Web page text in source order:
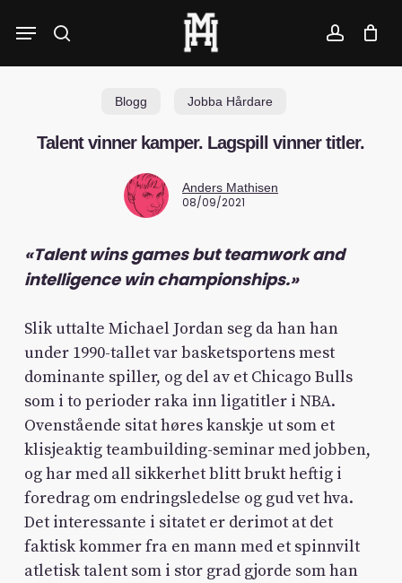
search account
Menu
Blogg Jobba Hårdare
Talent vinner kamper. Lagspill vinner titler.
Anders Mathisen
08/09/2021
«Talent wins games but teamwork and
intelligence win championships.»
Slik uttalte Michael Jordan seg da han han
under 1990-tallet var basketsportens mest
dominante spiller, og del av et Chicago Bulls
som i to perioder raka inn ligatitler i NBA.
Ovenstående sitat høres kanskje ut som et
klisjeaktig teambuilding-seminar med jobben,
og har med all sikkerhet blitt brukt heftig i
foredrag om endringsledelse og gud vet hva.
Det interessante i sitatet er derimot at det
faktisk kommer fra en mann med et spinnvilt
atletisk talent som i stor grad gjorde som han